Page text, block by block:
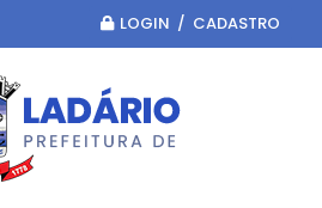
LOGIN / CADASTRO